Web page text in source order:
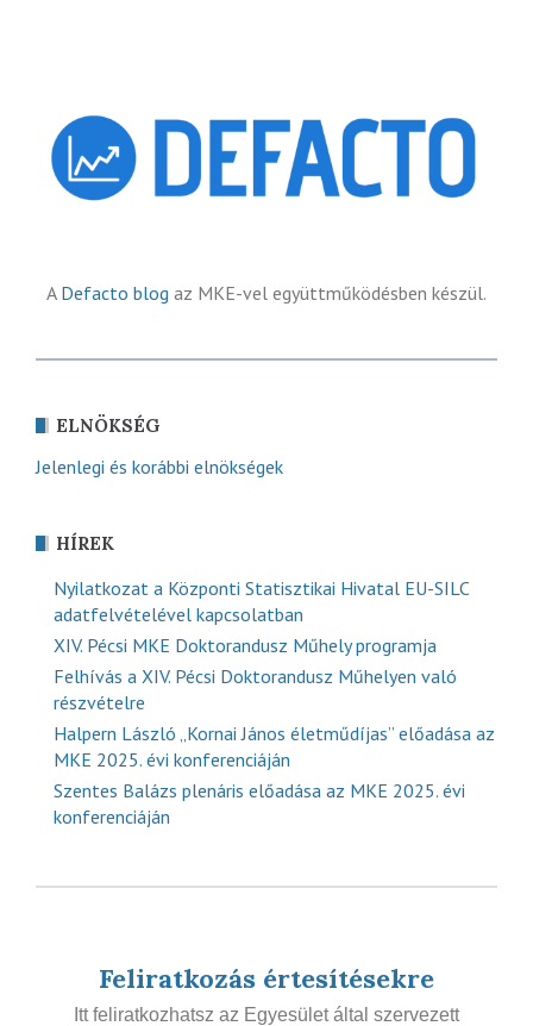
A Defacto blog az MKE-vel együttműködésben készül.
ELNÖKSÉG
Jelenlegi és korábbi elnökségek
HÍREK
Nyilatkozat a Központi Statisztikai Hivatal EU-SILC
adatfelvételével kapcsolatban
XIV. Pécsi MKE Doktorandusz Műhely programja
Felhívás a XIV. Pécsi Doktorandusz Műhelyen való
részvételre
Halpern László „Kornai János életműdíjas” előadása az
MKE 2025. évi konferenciáján
Szentes Balázs plenáris előadása az MKE 2025. évi
konferenciáján
Feliratkozás értesítésekre
Itt feliratkozhatsz az Egyesület által szervezett